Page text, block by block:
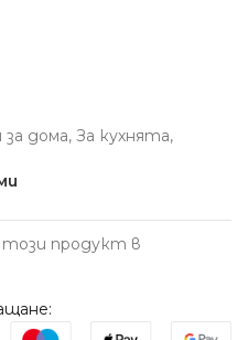
дома, За кухнята,
този продукт в